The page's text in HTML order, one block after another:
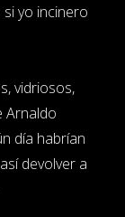
yo incinero
vidriosos,
Arnaldo
día habrían
devolver a